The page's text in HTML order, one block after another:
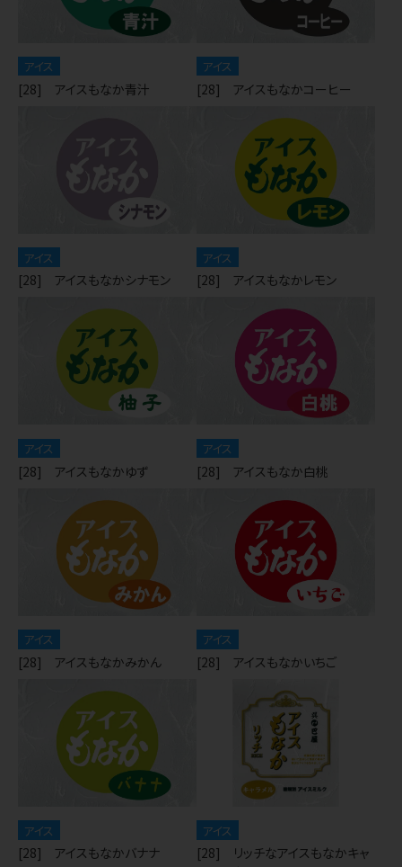
アイス
[28] アイスもなか青汁
アイス
[28] アイスもなかコーヒー
アイス
[28] アイスもなかシナモン
アイス
[28] アイスもなかレモン
アイス
[28] アイスもなかゆず
アイス
[28] アイスもなか白桃
アイス
[28] アイスもなかみかん
アイス
[28] アイスもなかいちご
アイス
[28] アイスもなかバナナ
アイス
[28] リッチなアイスもなかキャ